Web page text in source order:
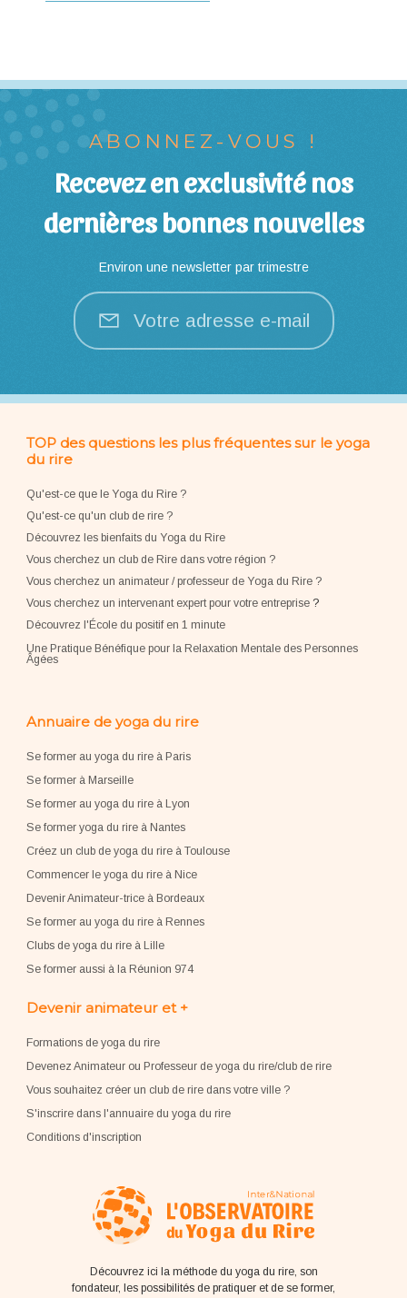
ABONNEZ-VOUS !
Recevez en exclusivité nos
dernières bonnes nouvelles
Environ une newsletter par trimestre
Votre adresse e-mail
TOP des questions les plus fréquentes sur le yoga
du rire
Qu'est-ce que le Yoga du Rire ?
Qu'est-ce qu'un club de rire ?
Découvrez les bienfaits du Yoga du Rire
Vous cherchez un club de Rire dans votre région ?
Vous cherchez un animateur / professeur de Yoga du Rire ?
Vous cherchez un intervenant expert pour votre entreprise?
Découvrez l'École du positif en 1 minute
Une Pratique Bénéfique pour la Relaxation Mentale des Personnes
Âgées
Annuaire de yoga du rire
Se former au yoga du rire à Paris
Se former à Marseille
Se former au yoga du rire à Lyon
Se former yoga du rire à Nantes
Créez un club de yoga du rire à Toulouse
Commencer le yoga du rire à Nice
Devenir Animateur-trice à Bordeaux
Se former au yoga du rire à Rennes
Clubs de yoga du rire à Lille
Se former aussi à la Réunion 974
Devenir animateur et +
Formations de yoga du rire
Devenez Animateur ou Professeur de yoga du rire/club de rire
Vous souhaitez créer un club de rire dans votre ville ?
S'inscrire dans l'annuaire du yoga du rire
Conditions d'inscription
Découvrez ici la méthode du yoga du rire, son
fondateur, les possibilités de pratiquer et de se former,